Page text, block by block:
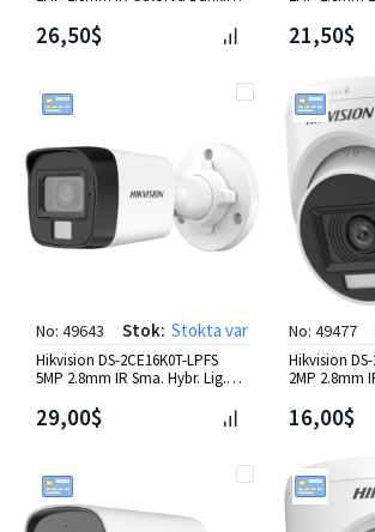
26,50$
Ka
21,50$
No: 49643 Stok: Stokta var
Hikvision DS-2CE16K0T-LPFS
5MP 2.8mm IR Sma. Hybr. Lig.
29,00$
No: 49477
Hikvision DS-
2MP 2.8mm
16,00$